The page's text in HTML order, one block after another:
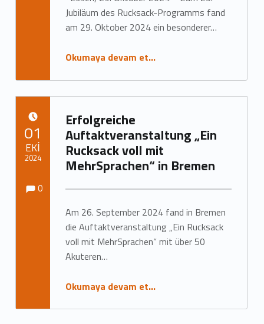
Jubiläum des Rucksack-Programms fand
am 29. Oktober 2024 ein besonderer…
Okumaya devam et…
Erfolgreiche
Auftaktveranstaltung „Ein
Rucksack voll mit
MehrSprachen“ in Bremen
Am 26. September 2024 fand in Bremen
die Auftaktveranstaltung „Ein Rucksack
voll mit MehrSprachen“ mit über 50
Akuteren…
Okumaya devam et…
YAYIN TARIHI:
01
EKI
2024
Yorumlar:
0